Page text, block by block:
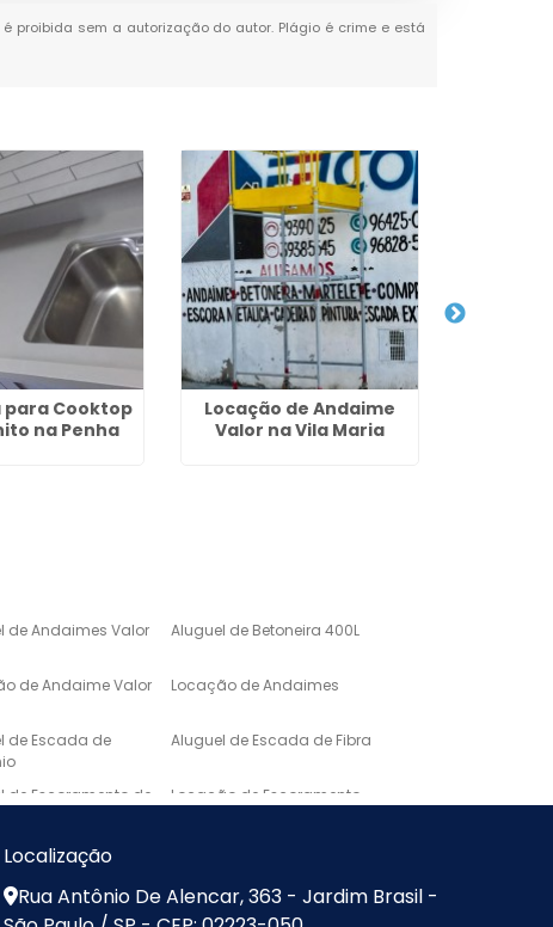
proibida sem a autorização do autor. Plágio é crime e está
para Cooktop
na Penha
Locação de Andaime
Valor na Vila Maria
de Andaimes Valor Aluguel de Betoneira 400L
de Andaime Valor Locação de Andaimes
de Escada de
Aluguel de Escada de Fibra
de Escoramento de
Locação de Escoramento
de Mármore para
Mármore de
Pias e Bancadas de
Localização
Rua Antônio De Alencar, 363 - Jardim Brasil -